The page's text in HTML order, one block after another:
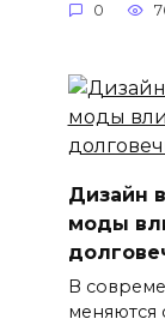
0
Дизайн
моды
В
меняются